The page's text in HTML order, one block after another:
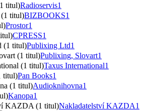
titul)Radioservis1
titul)BIZBOOKS1
Prostor1
CPRESS1
(1 titul)Publixing Ltd1
(1 titul)Publixing, Slovart1
(1 titul)Taxus International1
titul)Pan Books1
(1 titul)Audioknihovna1
Kanopa1
KAZDA (1 titul)Nakladatelství KAZDA1